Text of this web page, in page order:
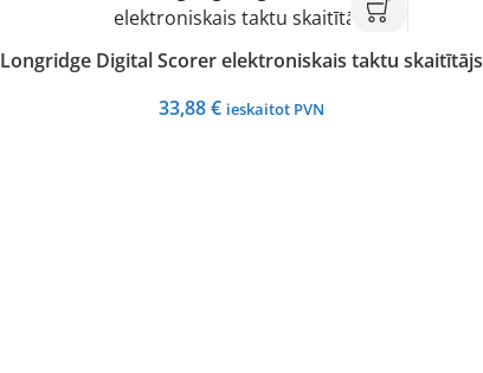
Longridge Digital Scorer elektroniskais taktu skaitītājs
33,88€ ieskaitot PVN